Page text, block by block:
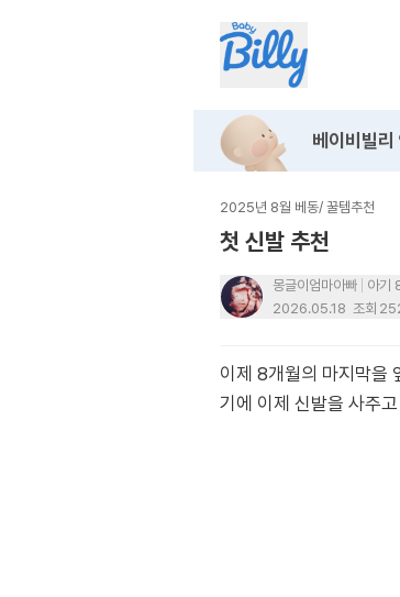
베이비빌리
2025년 8월 베동/ 꿀템추천
첫 신발 추천
몽글이엄마아빠
아기
2026.05.18 조회
이제 8개월의 마지막을
기에 이제 신발을 사주